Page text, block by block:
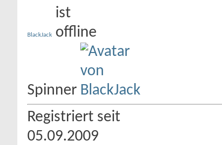
BlackJack
Spinner
Registriert seit
05.09.2009